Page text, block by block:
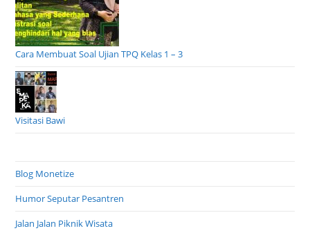
Cara Membuat Soal Ujian TPQ Kelas 1 – 3
Visitasi Bawi
Blog Monetize
Humor Seputar Pesantren
Jalan Jalan Piknik Wisata